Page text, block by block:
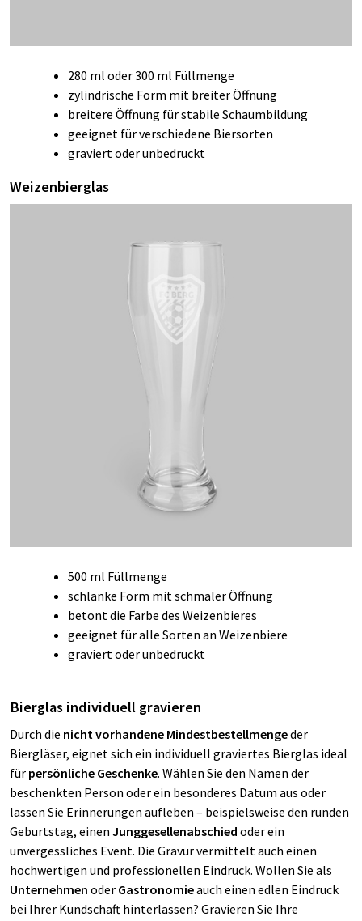
280 ml oder 300 ml Füllmenge
zylindrische Form mit breiter Öffnung
breitere Öffnung für stabile Schaumbildung
geeignet für verschiedene Biersorten
graviert oder unbedruckt
Weizenbierglas
500 ml Füllmenge
schlanke Form mit schmaler Öffnung
betont die Farbe des Weizenbieres
geeignet für alle Sorten an Weizenbiere
graviert oder unbedruckt
Bierglas individuell gravieren
Durch die nicht vorhandene Mindestbestellmengeder
Biergläser, eignet sich ein individuell graviertes Bierglas ideal
für persönliche Geschenke. Wählen Sie den Namen der
beschenkten Person oder ein besonderes Datum aus oder
lassen Sie Erinnerungen aufleben – beispielsweise den runden
Geburtstag, einen Junggesellenabschied oder ein
unvergessliches Event. Die Gravur vermittelt auch einen
hochwertigen und professionellen Eindruck. Wollen Sie als
Unternehmen oder Gastronomieauch einen edlen Eindruck
bei Ihrer Kundschaft hinterlassen? Gravieren Sie Ihre